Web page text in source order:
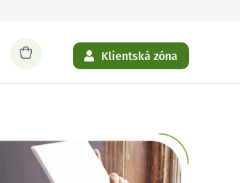
Klientská zóna